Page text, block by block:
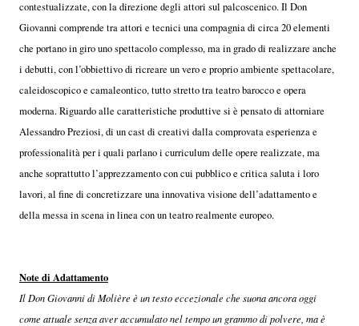
contestualizzate, con la direzione degli attori sul palcoscenico. Il Don
Giovanni comprende tra attori e tecnici una compagnia di circa 20 elementi
che portano in giro uno spettacolo complesso, ma in grado di realizzare anche
i debutti, con l’obbiettivo di ricreare un vero e proprio ambiente spettacolare,
caleidoscopico e camaleontico, tutto stretto tra teatro barocco e opera
moderna. Riguardo alle caratteristiche produttive si è pensato di attorniare
Alessandro Preziosi, di un cast di creativi dalla comprovata esperienza e
professionalità per i quali parlano i curriculum delle opere realizzate, ma
anche soprattutto l’apprezzamento con cui pubblico e critica saluta i loro
lavori, al fine di concretizzare una innovativa visione dell’adattamento e
della messa in scena in linea con un teatro realmente europeo.
Note di Adattamento
Il Don Giovanni di Molière è un testo eccezionale che suona ancora oggi
come attuale senza aver accumulato nel tempo un grammo di polvere, ma è